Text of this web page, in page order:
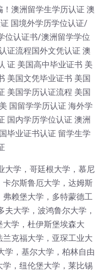
澳洲留学生学历认证 澳
国境外学历学位认证/
位认证书/澳洲留学学位
证流程国外文凭认证 澳
证 美国高中毕业证书 美
美国文凭毕业证书 美国
美国学历认证流程 美国
国留学学历认证 海外学
国内学历学位认证 澳洲
毕业证书认证 留学生学
大学，哥廷根大学，慕尼
尔斯鲁厄大学，达姆斯
赖堡大学，多特蒙德工
大学，波鸿鲁尔大学，
学，杜伊斯堡埃森大
克福大学，亚琛工业大
学，基尔大学，柏林自由
，纽伦堡大学，莱比锡